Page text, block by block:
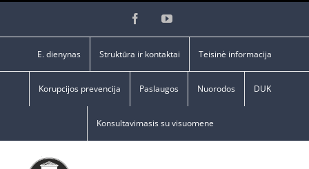
FacebookYouTube
E. dienynas Struktūra ir kontaktai Teisinė informacija
Korupcijos prevencija Paslaugos Nuorodos DUK
Konsultavimasis su visuomene